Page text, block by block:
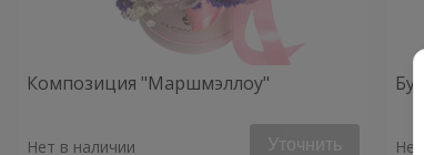
Композиция "Маршмэллоу"
Нет в наличии Уточнить